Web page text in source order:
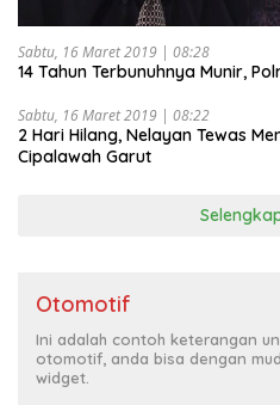
Sabtu, 16 Maret 2019 | 08:28
14 Tahun Terbunuhnya Munir,
Sabtu, 16 Maret 2019 | 08:22
2 Hari Hilang, Nelayan Tewas
Cipalawah Garut
Otomotif
Ini adalah contoh keterangan
otomotif, anda bisa dengan
widget.